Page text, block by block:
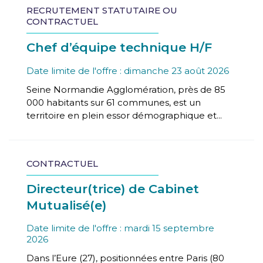
RECRUTEMENT STATUTAIRE OU
CONTRACTUEL
Chef d’équipe technique H/F
Date limite de l'offre : dimanche 23 août 2026
Seine Normandie Agglomération, près de 85
000 habitants sur 61 communes, est un
territoire en plein essor démographique et...
CONTRACTUEL
Directeur(trice) de Cabinet
Mutualisé(e)
Date limite de l'offre : mardi 15 septembre
2026
Dans l’Eure (27), positionnées entre Paris (80